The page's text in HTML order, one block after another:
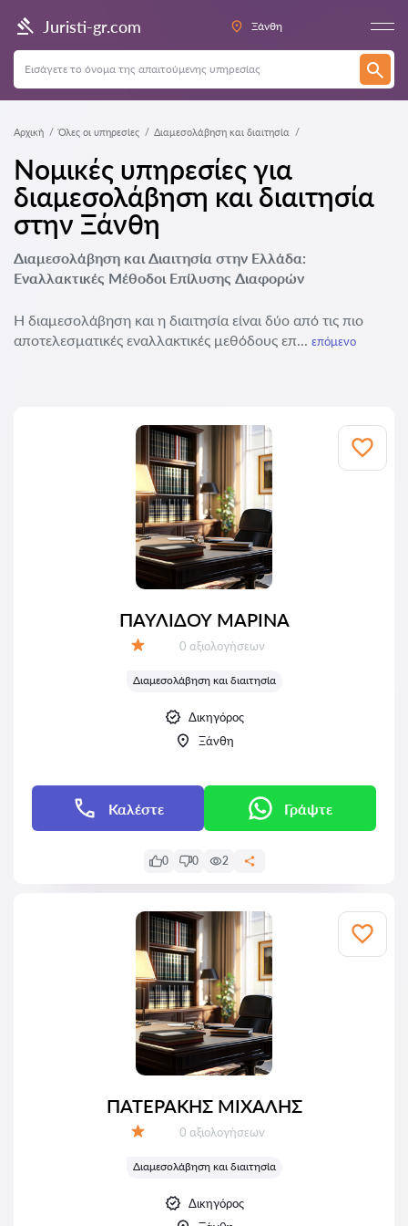
Juristi-gr.com Ξάνθη
Αρχική Όλες οι υπηρεσίες Διαμεσολάβηση και διαιτησία
Νομικές υπηρεσίες για
διαμεσολάβηση και διαιτησία
στην Ξάνθη
Διαμεσολάβηση και Διαιτησία στην Ελλάδα:
Εναλλακτικές Μέθοδοι Επίλυσης Διαφορών
Η διαμεσολάβηση και η διαιτησία είναι δύο από τις πιο
αποτελεσματικές εναλλακτικές μεθόδους επ... επόμενο
ΠΑΥΛΙΔΟΥ ΜΑΡΙΝΑ
Αξιολογήσεις:
0 αξιολογήσεων
Διαμεσολάβηση και διαιτησία
Δικηγόρος
Ξάνθη
Καλέστε Γράψτε
0 0 2
ΠΑΤΕΡΑΚΗΣ ΜΙΧΑΛΗΣ
Αξιολογήσεις:
0 αξιολογήσεων
Διαμεσολάβηση και διαιτησία
Δικηγόρος